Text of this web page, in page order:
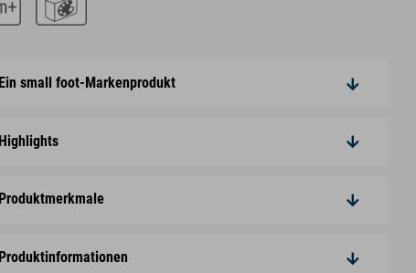
Ein small foot-Markenprodukt
Highlights
Produktmerkmale
Produktinformationen